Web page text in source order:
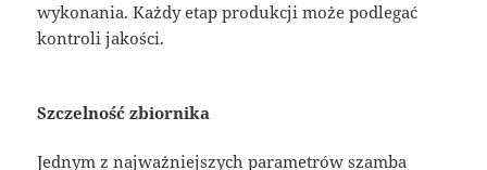
wykonania. Każdy etap produkcji może podlegać
kontroli jakości.
Szczelność zbiornika
Jednym z najważniejszych parametrów szamba